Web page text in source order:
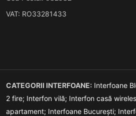
VAT: RO33281433
CATEGORII INTERFOANE: Interfoane
2 fire; Interfon vilă; Interfon casă
apartament; Interfoane București;